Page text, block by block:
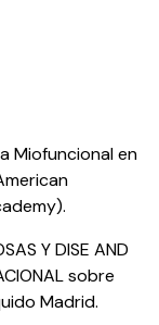
Miofuncional en
Y DISE AND
sobre
Madrid.